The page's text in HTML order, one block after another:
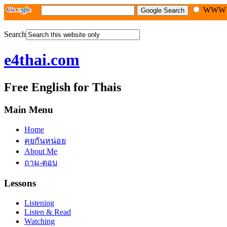
WWW
Search
e4thai.com
Free English for Thais
Main Menu
Home
คุยกันหน่อย
About Me
ถาม-ตอบ
Lessons
Listening
Listen & Read
Watching